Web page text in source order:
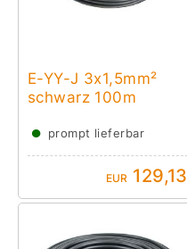
E-YY-J 3x1,5mm²
schwarz 100m
● prompt lieferbar
EUR 129,13